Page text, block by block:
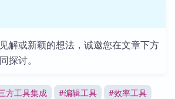
解或新颖的想法，诚邀您在文章下方
探讨。
方工具集成 #编辑工具 #效率工具